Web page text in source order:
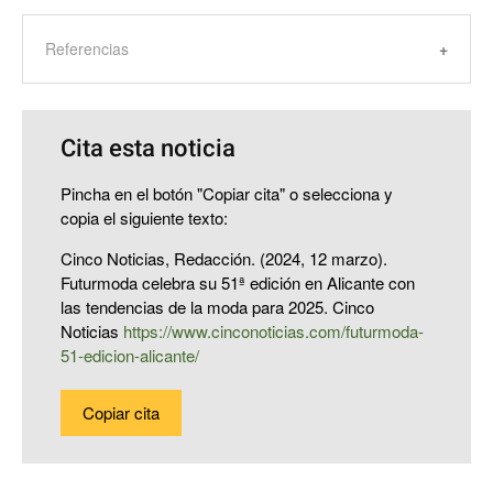
Referencias
Cita esta noticia
Pincha en el botón "Copiar cita" o selecciona y
copia el siguiente texto:
Cinco Noticias, Redacción. (2024, 12 marzo).
Futurmoda celebra su 51ª edición en Alicante con
las tendencias de la moda para 2025. Cinco
Noticias https://www.cinconoticias.com/futurmoda-
51-edicion-alicante/
Copiar cita